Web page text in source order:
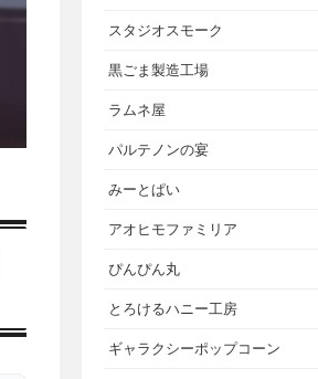
スタジオスモーク
黒ごま製造工場
ラムネ屋
パルテノンの宴
みーとぱい
アオヒモファミリア
ぴんぴん丸
とろけるハニー工房
ギャラクシーポップコーン